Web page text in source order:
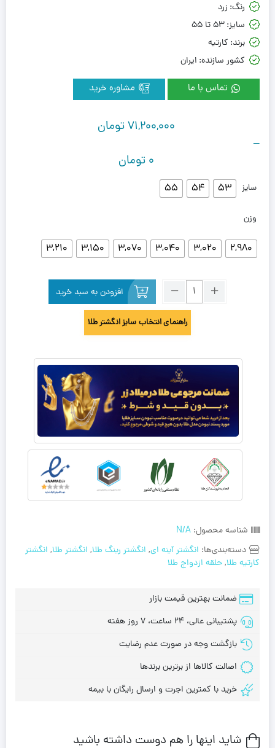
شناسه محصول: N/A
دسته‌بندی‌ها: انگشتر آینه ای, انگشتر رینگ طلا, انگشتر طلا, انگشتر
کارتیه طلا,حلقه ازدواج طلا
رنگ: زرد
سایز:53 تا 55
برند: کارتیه
کشور سازنده: ایران
تماس با ما
ضمانت بهترین قیمت بازار
پشتیبانی عالی، 24 ساعت، 7 روز هفته
بازگشت وجه در صورت عدم رضایت
اصالت کالاها از برترین برندها
خرید با کمترین اجرت و ارسال رایگان با بیمه
71,200,000تومان
–
0 تومان
سایز 53
54
55
وزن
2,980
3,020
3,040
3,070
3,150
3,210
افزودن به سبد خرید
راهنمای انتخاب سایز انگشتر طلا
شاید اینها را هم دوست داشته باشید